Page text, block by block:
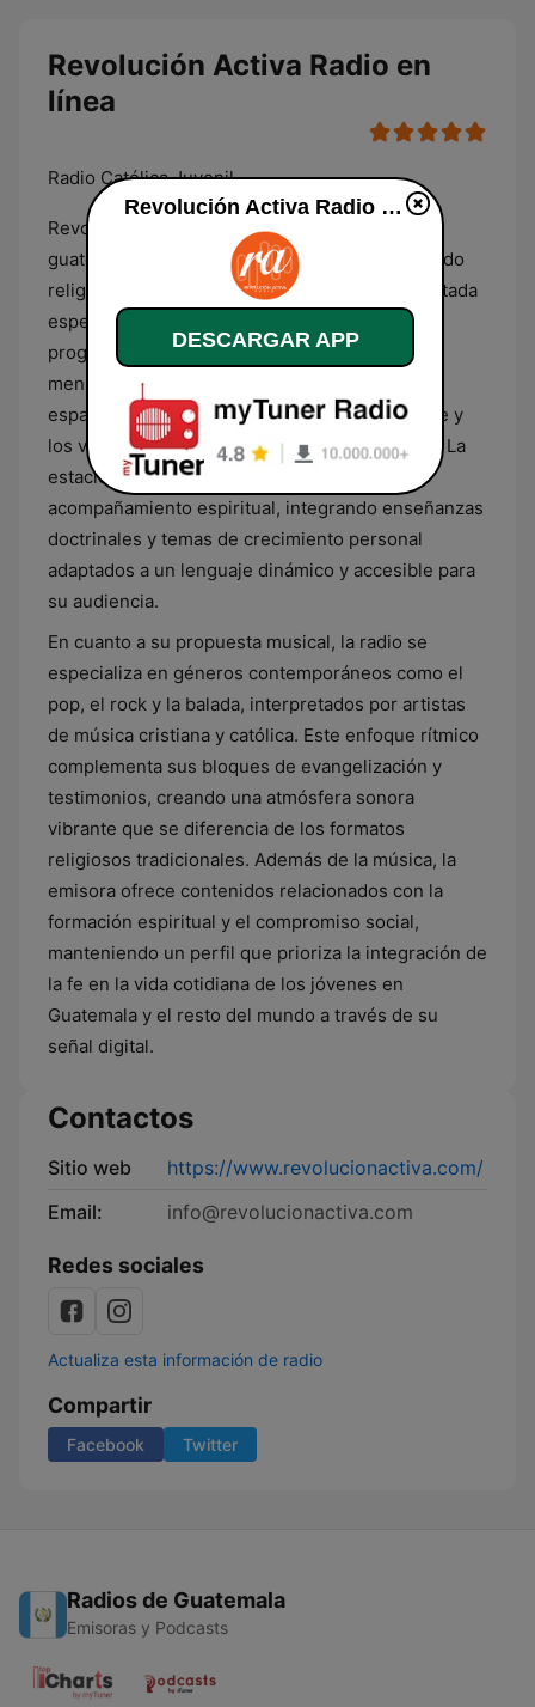
Revolución Activa Radio en
línea
Radio Católica Juvenil
Revolución Activa Radio es una emisora
guatemalteca dedicada a la difusión de contenido
religioso desde una perspectiva católica, orientada
específicamente hacia el público juvenil. Su
programación se centra en la transmisión de
mensajes espirituales, reflexiones cristianas y
espacios de oración que buscan fortalecer la fe y
los valores éticos en las nuevas generaciones. La
estación actúa como una plataforma de
acompañamiento espiritual, integrando enseñanzas
doctrinales y temas de crecimiento personal
adaptados a un lenguaje dinámico y accesible para
su audiencia.
En cuanto a su propuesta musical, la radio se
especializa en géneros contemporáneos como el
pop, el rock y la balada, interpretados por artistas
de música cristiana y católica. Este enfoque rítmico
complementa sus bloques de evangelización y
testimonios, creando una atmósfera sonora
vibrante que se diferencia de los formatos
religiosos tradicionales. Además de la música, la
emisora ofrece contenidos relacionados con la
formación espiritual y el compromiso social,
manteniendo un perfil que prioriza la integración de
la fe en la vida cotidiana de los jóvenes en
Guatemala y el resto del mundo a través de su
señal digital.
Contactos
Sitio web
https://www.revolucionactiva.com/
Email:
info@revolucionactiva.com
Redes sociales
Actualiza esta información de radio
Compartir
Facebook Twitter
Radios de Guatemala
Emisoras y Podcasts
Revolución Activa Radio en línea
DESCARGAR APP